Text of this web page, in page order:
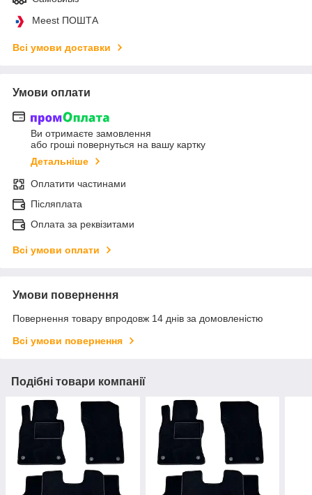
Meest ПОШТА
Всі умови доставки
Умови оплати
Ви отримаєте замовлення
або гроші повернуться на вашу картку
Детальніше
Оплатити частинами
Післяплата
Оплата за реквізитами
Всі умови оплати
Умови повернення
Повернення товару впродовж 14 днів за домовленістю
Всі умови повернення
Подібні товари компанії